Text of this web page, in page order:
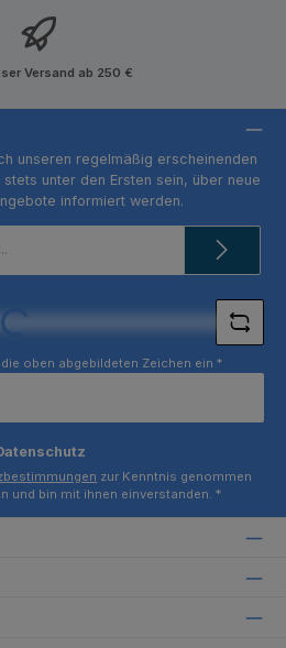
Versand ab 250 €
unseren regelmäßig erscheinenden
unter den Ersten sein, über neue
informiert werden.
oben abgebildeten Zeichen ein *
zur Kenntnis genommen
und bin mit ihnen einverstanden. *